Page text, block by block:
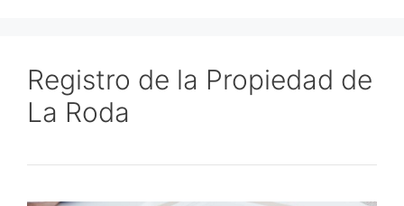
Registro de la Propiedad de
La Roda